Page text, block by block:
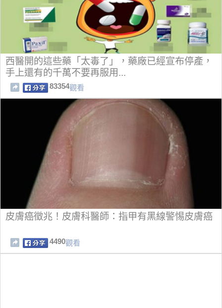
西醫開的這些藥「太毒了」，藥廠已經宣布停產，
手上還有的千萬不要再服用...
83354觀看
皮膚癌徵兆！皮膚科醫師：指甲有黑線警惕皮膚癌
4490觀看